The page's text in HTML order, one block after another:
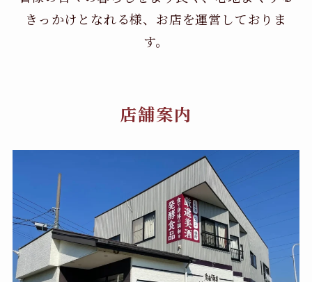
きっかけとなれる様、お店を運営しておりま
す。
店舗案内